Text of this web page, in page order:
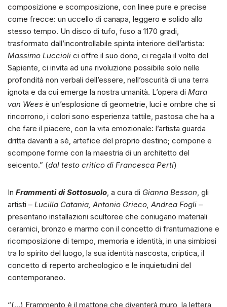
composizione e scomposizione, con linee pure e precise
come frecce: un uccello di canapa, leggero e solido allo
stesso tempo. Un disco di tufo, fuso a 1170 gradi,
trasformato dall’incontrollabile spinta interiore dell’artista:
Massimo Luccioli ci offre il suo dono, ci regala il volto del
Sapiente, ci invita ad una rivoluzione possibile solo nelle
profondità non verbali dell’essere, nell’oscurità di una terra
ignota e da cui emerge la nostra umanità. L’opera di Mara
van Wees è un’esplosione di geometrie, luci e ombre che si
rincorrono, i colori sono esperienza tattile, pastosa che ha a
che fare il piacere, con la vita emozionale: l’artista guarda
dritta davanti a sé, artefice del proprio destino; compone e
scompone forme con la maestria di un architetto del
seicento.” (dal testo critico di Francesca Perti)
In Frammenti di Sottosuolo, a cura di Gianna Besson, gli
artisti – Lucilla Catania, Antonio Grieco, Andrea Fogli –
presentano installazioni scultoree che coniugano materiali
ceramici, bronzo e marmo con il concetto di frantumazione e
ricomposizione di tempo, memoria e identità, in una simbiosi
tra lo spirito del luogo, la sua identità nascosta, criptica, il
concetto di reperto archeologico e le inquietudini del
contemporaneo.
“(…) Frammento è il mattone che diventerà muro, la lettera